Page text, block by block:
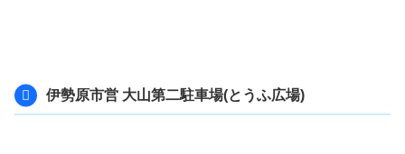
伊勢原市営 大山第二駐車場(とうふ広場)